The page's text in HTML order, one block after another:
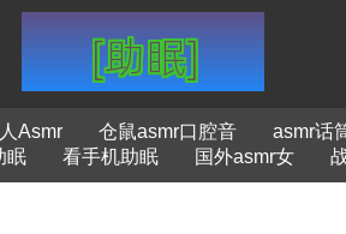
Asmr 仓鼠asmr口腔音 asmr话
眠 看手机助眠 国外asmr女